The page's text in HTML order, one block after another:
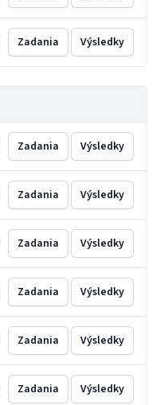
Zadania Výsledky
Zadania Výsledky
Zadania Výsledky
Zadania Výsledky
Zadania Výsledky
Zadania Výsledky
Zadania Výsledky